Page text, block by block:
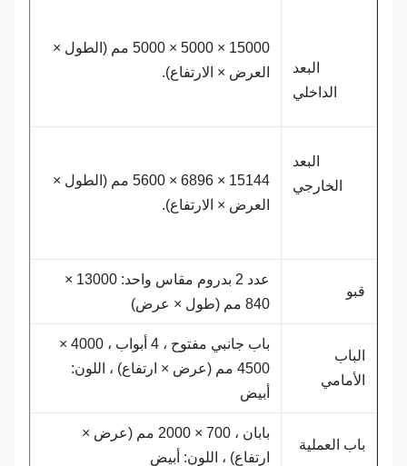
الداخلي
15000 × 5000 × 5000 مم (الطول ×
العرض × الارتفاع).
الخارجي
15144 × 6896 × 5600 مم (الطول ×
العرض × الارتفاع).
عدد 2 بدروم مقاس واحد: 13000 ×
الأمامي
باب جانبي مفتوح ، 4 أبواب ، 4000 ×
4500 مم (عرض × ارتفاع) ، اللون:
باب العملية
بابان ، 700 × 2000 مم (عرض ×
ارتفاع) ، اللون: أبيض